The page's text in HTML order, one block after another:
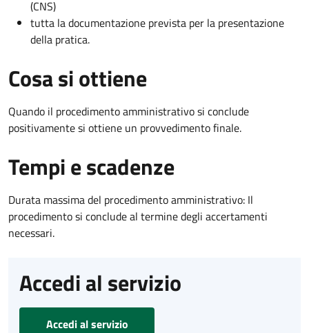
(CNS)
tutta la documentazione prevista per la presentazione
della pratica.
Cosa si ottiene
Quando il procedimento amministrativo si conclude
positivamente si ottiene un provvedimento finale.
Tempi e scadenze
Durata massima del procedimento amministrativo: Il
procedimento si conclude al termine degli accertamenti
necessari.
Accedi al servizio
Accedi al servizio